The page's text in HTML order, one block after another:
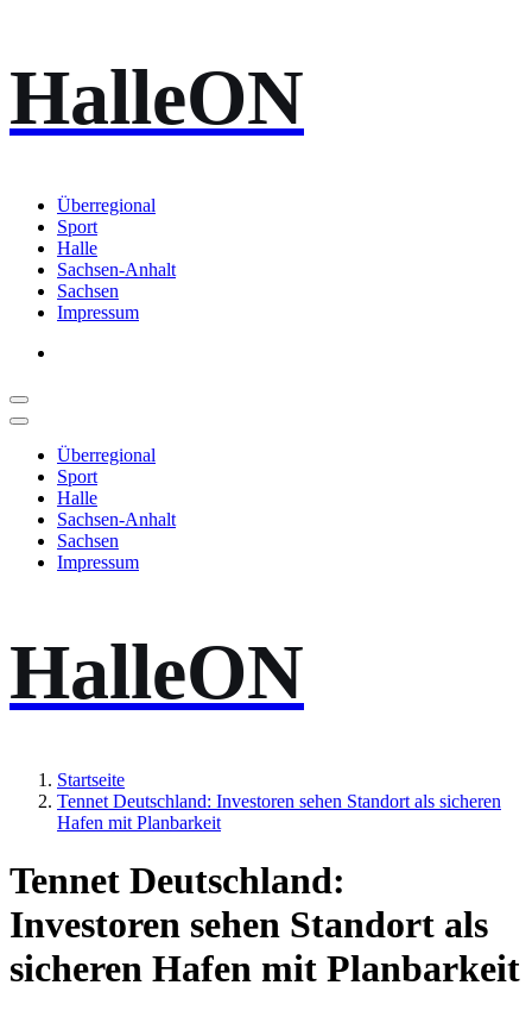
Inhalt
springen
HalleON
Überregional
Sport
Halle
Sachsen-Anhalt
Sachsen
Impressum
Überregional
Sport
Halle
Sachsen-Anhalt
Sachsen
Impressum
HalleON
Startseite
Tennet Deutschland: Investoren sehen Standort als sicheren
Hafen mit Planbarkeit
Tennet Deutschland:
Investoren sehen Standort als
sicheren Hafen mit Planbarkeit